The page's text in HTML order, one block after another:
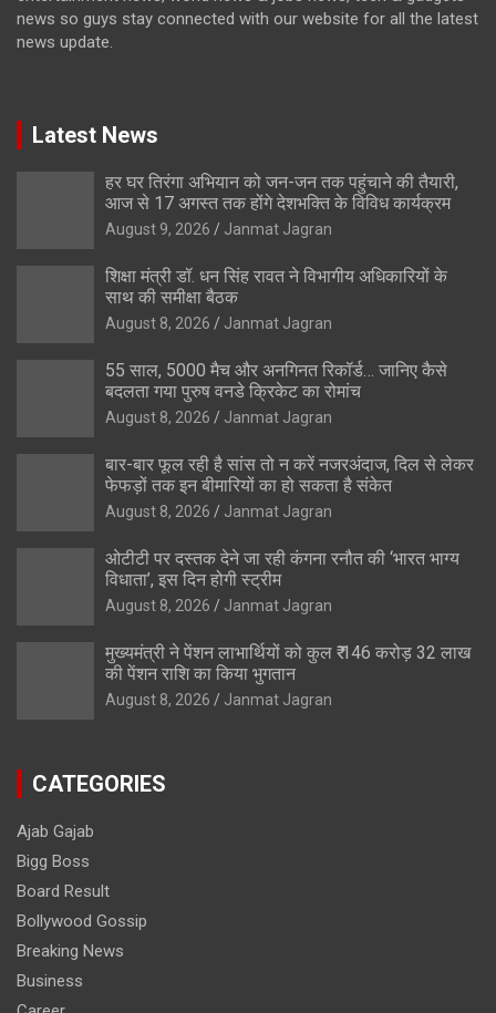
news so guys stay connected with our website for all the latest
news update.
Latest News
हर घर तिरंगा अभियान को जन-जन तक पहुंचाने की तैयारी,
आज से 17 अगस्त तक होंगे देशभक्ति के विविध कार्यक्रम
August 9, 2026 Janmat Jagran
शिक्षा मंत्री डॉ. धन सिंह रावत ने विभागीय अधिकारियों के
साथ की समीक्षा बैठक
August 8, 2026 Janmat Jagran
55 साल, 5000 मैच और अनगिनत रिकॉर्ड… जानिए कैसे
बदलता गया पुरुष वनडे क्रिकेट का रोमांच
August 8, 2026 Janmat Jagran
बार-बार फूल रही है सांस तो न करें नजरअंदाज, दिल से लेकर
फेफड़ों तक इन बीमारियों का हो सकता है संकेत
August 8, 2026 Janmat Jagran
ओटीटी पर दस्तक देने जा रही कंगना रनौत की ‘भारत भाग्य
विधाता’, इस दिन होगी स्ट्रीम
August 8, 2026 Janmat Jagran
मुख्यमंत्री ने पेंशन लाभार्थियों को कुल ₹ 146 करोड़ 32 लाख
की पेंशन राशि का किया भुगतान
August 8, 2026 Janmat Jagran
CATEGORIES
Ajab Gajab
Bigg Boss
Board Result
Bollywood Gossip
Breaking News
Business